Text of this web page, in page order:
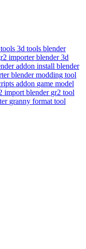
3d tools blender
importerblender 3d
addon install blender
blender modding tool
addon game model
import blender gr2 tool
granny format tool